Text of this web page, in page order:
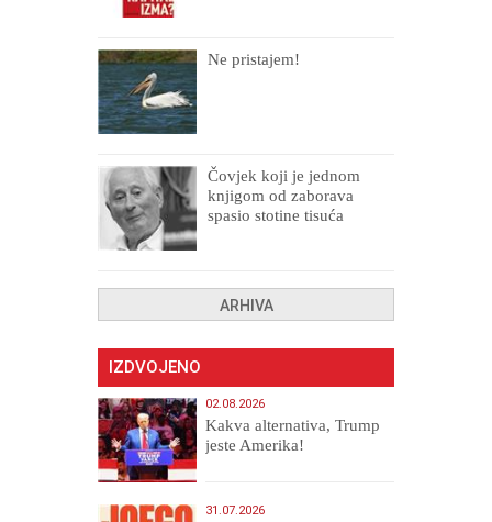
Ne pristajem!
Čovjek koji je jednom
knjigom od zaborava
spasio stotine tisuća
ARHIVA
IZDVOJENO
02.08.2026
Kakva alternativa, Trump
jeste Amerika!
31.07.2026